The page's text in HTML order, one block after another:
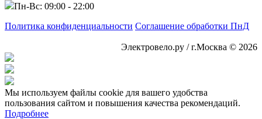
Пн-Вс: 09:00 - 22:00
Политика конфиденциальности Соглашение обработки ПнД
Электровело.ру / г.Москва © 2026
Мы используем файлы cookie для вашего удобства
пользования сайтом и повышения качества рекомендаций.
Подробнее